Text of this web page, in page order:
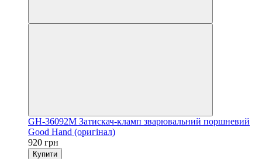
GH-36092M Затискач-кламп зварювальний поршневий
Good Hand (оригінал)
920 грн
Купити